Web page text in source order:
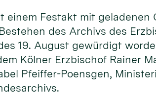
einem Festakt mit geladenen
des Archivs des
19. August gewürdigt
Kölner Erzbischof Rainer
Pfeiffer-Poensgen,